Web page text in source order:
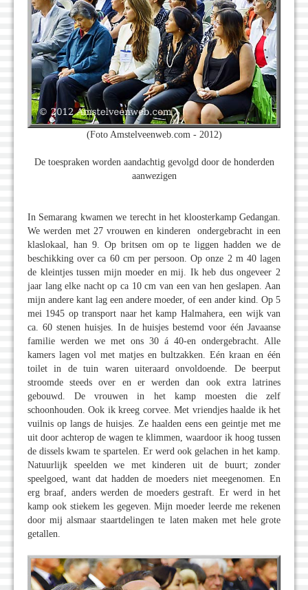
(Foto Amstelveenweb.com - 2012)
De toespraken worden aandachtig gevolgd door de honderden
aanwezigen
In Semarang kwamen we terecht in het kloosterkamp Gedangan.
We werden met 27 vrouwen en kinderen ondergebracht in een
klaslokaal, han 9. Op britsen om op te liggen hadden we de
beschikking over ca 60 cm per persoon. Op onze 2 m 40 lagen
de kleintjes tussen mijn moeder en mij. Ik heb dus ongeveer 2
jaar lang elke nacht op ca 10 cm van een van hen geslapen. Aan
mijn andere kant lag een andere moeder, of een ander kind. Op 5
mei 1945 op transport naar het kamp Halmahera, een wijk van
ca. 60 stenen huisjes. In de huisjes bestemd voor één Javaanse
familie werden we met ons 30 á 40-en ondergebracht. Alle
kamers lagen vol met matjes en bultzakken. Eén kraan en één
toilet in de tuin waren uiteraard onvoldoende. De beerput
stroomde steeds over en er werden dan ook extra latrines
gebouwd. De vrouwen in het kamp moesten die zelf
schoonhouden. Ook ik kreeg corvee. Met vriendjes haalde ik het
vuilnis op langs de huisjes. Ze haalden eens een geintje met me
uit door achterop de wagen te klimmen, waardoor ik hoog tussen
de dissels kwam te spartelen. Er werd ook gelachen in het kamp.
Natuurlijk speelden we met kinderen uit de buurt; zonder
speelgoed, want dat hadden de moeders niet meegenomen. En
erg braaf, anders werden de moeders gestraft. Er werd in het
kamp ook stiekem les gegeven. Mijn moeder leerde me rekenen
door mij alsmaar staartdelingen te laten maken met hele grote
getallen.